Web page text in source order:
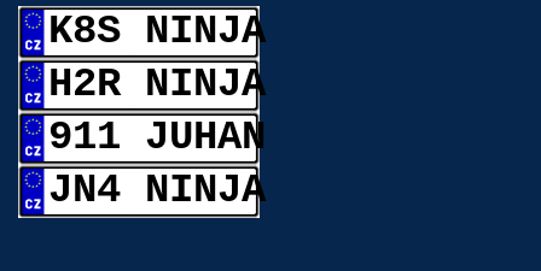
K8S NINJA
H2R NINJA
911 JUHAN
JN4 NINJA